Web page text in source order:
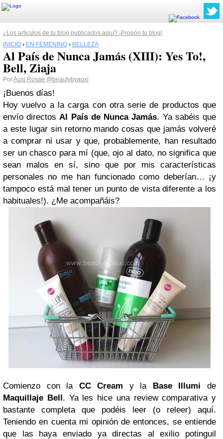
¿Los artículos de tu blog publicados aquí? ¡Propón tu blog!
INICIO › EN FEMENINO › BELLEZA
Al País de Nunca Jamás (XIII): Yes To!,
Bell, Ziaja
PorAuxi Rosae @beautybyauxi
¡Buenos días!
Hoy vuelvo a la carga con otra serie de productos que
envío directosAl País de Nunca Jamás. Ya sabéis que
a este lugar sin retorno mando cosas que jamás volveré
a comprar ni usar y que, probablemente, han resultado
ser un chasco para mí (que, ojo al dato, no significa que
sean malos en sí, sino que por mis características
personales no me han funcionado como deberían… ¡y
tampoco está mal tener un punto de vista diferente a los
habituales!). ¿Me acompañáis?
Comienzo con la CC Cream y la Base Illumi de
Maquillaje Bell. Ya les hice una review comparativa y
bastante completa que podéis leer (o releer) aquí.
Teniendo en cuenta mi opinión de entonces, se entiende
que las haya enviado ya directas al exilio potinguil